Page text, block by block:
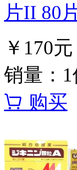
片II 80
￥170
销量：1
购买